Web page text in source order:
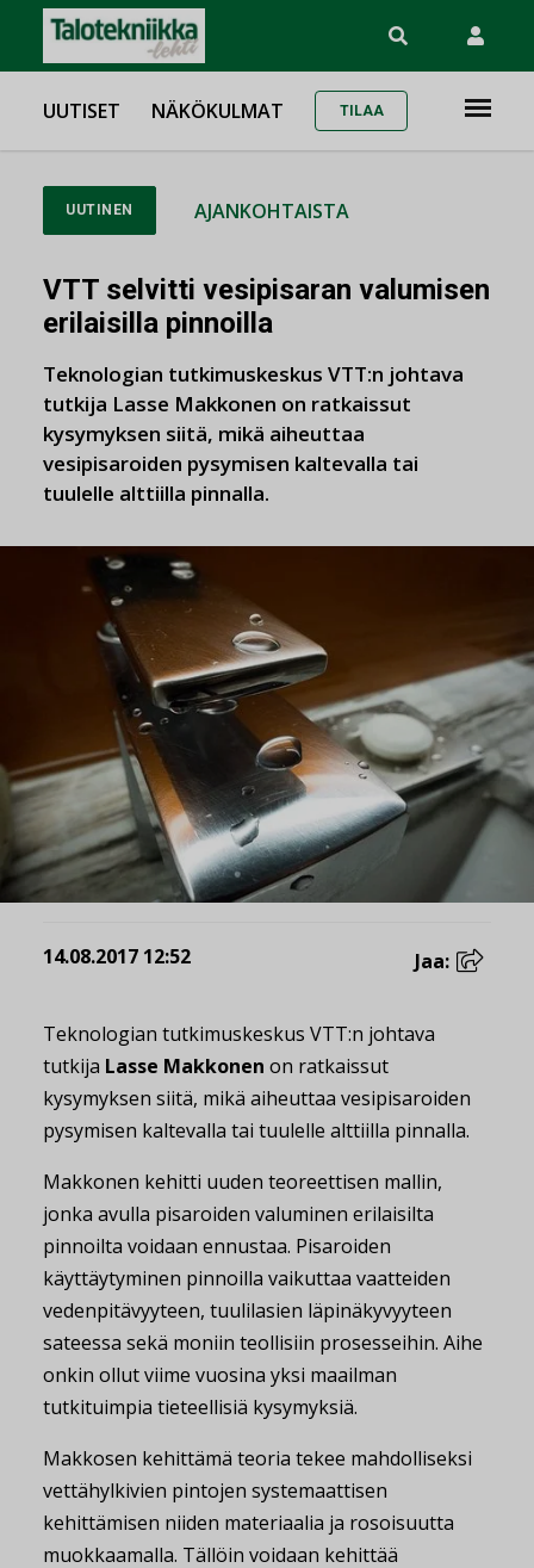
UUTISET NÄKÖKULMAT TILAA
UUTINEN AJANKOHTAISTA
VTT selvitti vesipisaran valumisen
erilaisilla pinnoilla
Teknologian tutkimuskeskus VTT:n johtava
tutkija Lasse Makkonen on ratkaissut
kysymyksen siitä, mikä aiheuttaa
vesipisaroiden pysymisen kaltevalla tai
tuulelle alttiilla pinnalla.
14.08.2017 12:52 Jaa:
Teknologian tutkimuskeskus VTT:n johtava
tutkija Lasse Makkonen on ratkaissut
kysymyksen siitä, mikä aiheuttaa vesipisaroiden
pysymisen kaltevalla tai tuulelle alttiilla pinnalla.
Makkonen kehitti uuden teoreettisen mallin,
jonka avulla pisaroiden valuminen erilaisilta
pinnoilta voidaan ennustaa. Pisaroiden
käyttäytyminen pinnoilla vaikuttaa vaatteiden
vedenpitävyyteen, tuulilasien läpinäkyvyyteen
sateessa sekä moniin teollisiin prosesseihin. Aihe
onkin ollut viime vuosina yksi maailman
tutkituimpia tieteellisiä kysymyksiä.
Makkosen kehittämä teoria tekee mahdolliseksi
vettähylkivien pintojen systemaattisen
kehittämisen niiden materiaalia ja rosoisuutta
muokkaamalla. Tällöin voidaan kehittää